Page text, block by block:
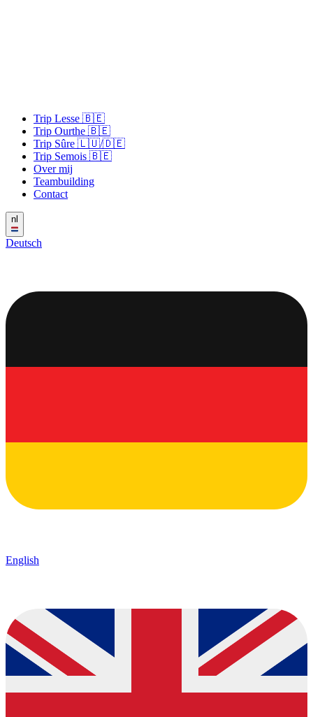
Trip Lesse 🇧🇪
Trip Ourthe 🇧🇪
Trip Sûre 🇱🇺/🇩🇪
Trip Semois 🇧🇪
Over mij
Teambuilding
Contact
nl
Deutsch
English